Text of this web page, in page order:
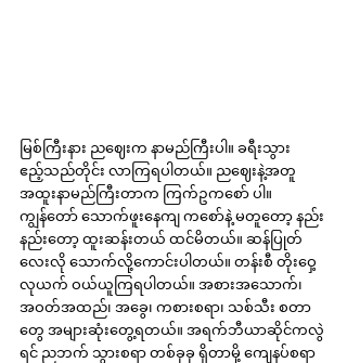
မြစ်ကြီးနား ညဈေးက နာမည်ကြီးပါ။ ခရီးသွား
ဧည့်သည်တိုင်း လာကြရပါတယ်။ ညဈေးနဲ့အတူ
အထူးနာမည်ကြီးတာက ကြက်ဥကစော် ပါ။
ကျွန်တော် သောက်ဖူးနေကျ ကစော်နဲ့ မတူတော့ နည်း
နည်းတော့ ထူးဆန်းတယ် ထင်မိတယ်။ ဆန်ပြုတ်
လေးလို သောက်လို့ကောင်းပါတယ်။ တန်းစီ တိုးဝှေ့
လုယက် ဝယ်ယူကြရပါတယ်။ အစားအသောက်၊
အဝတ်အထည်၊ အခွေ၊ ကစားစရာ၊ သစ်သီး စတာ
တွေ အများဆုံးတွေ့ရတယ်။ အရက်ဘီယာဆိုင်ကလွဲ
ရင် ညဘက် သွားစရာ တစ်ခုခု ရှိတာမို့ ကျေနပ်စရာ